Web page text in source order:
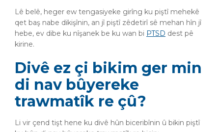
Lê belê, heger ew tengasiyeke girîng ku piştî mehekê
qet baş nabe dikişînin, an jî piştî zêdetirî sê mehan hîn jî
hebe, ev dibe ku nîşanek be ku wan bi PTSD dest pê
kirine.
Divê ez çi bikim ger min
di nav bûyereke
trawmatîk re çû?
Li vir çend tişt hene ku divê hûn biceribînin û bikin piştî